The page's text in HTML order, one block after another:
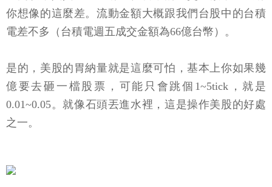
你想像的這麼差。流動金額大概跟我們台股中的台積
電差不多（台積電週五成交金額為66億台幣）。
是的，美股的胃納量就是這麼可怕，基本上你如果幾
億要去砸一檔股票，可能只會跳個1~5tick，就是
0.01~0.05。就像石頭丟進水裡，這是操作美股的好處
之一。